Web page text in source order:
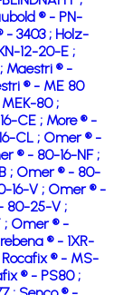
® - PN-
- 3403 ; Holz-
12-20-E ;
Maestri ® -
® - ME 80
80 ;
CE ; More ® -
CL ; Omer ® -
® - 80-16-NF ;
; Omer ® - 80-
16-V ; Omer ® -
80-25-V ;
; Omer ® -
® - 1XR-
Rocafix ® - MS-
® - PS80 ;